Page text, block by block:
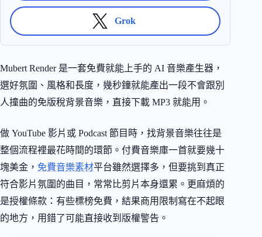
Grok
Mubert Render 是一套免費就能上手的 AI 音樂產生器，
選好氛圍、風格和長度，幾秒鐘就能產出一段不會跟別
人撞曲的免版稅背景音樂，直接下載 MP3 就能用。
做 YouTube 影片或 Podcast 節目時，找背景音樂往往是
整個流程裡最花時間的環節。付費音樂庫一首就要幾十
塊美金， 免費音樂素材平台雖然選擇多，但要挑到真正
符合影片氛圍的曲目，常常比剪片本身還累。更麻煩的
是授權條款：有些標榜免費，結果商用限制寫在不起眼
的地方，用錯了可能直接收到版權警告。